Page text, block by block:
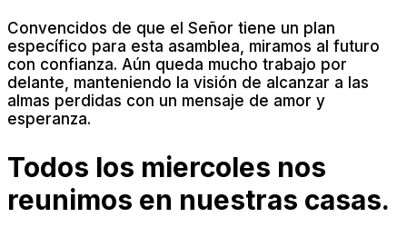
Convencidos de que el Señor tiene un plan
específico para esta asamblea, miramos al futuro
con confianza. Aún queda mucho trabajo por
delante, manteniendo la visión de alcanzar a las
almas perdidas con un mensaje de amor y
esperanza.
Todos los miercoles nos
reunimos en nuestras casas.